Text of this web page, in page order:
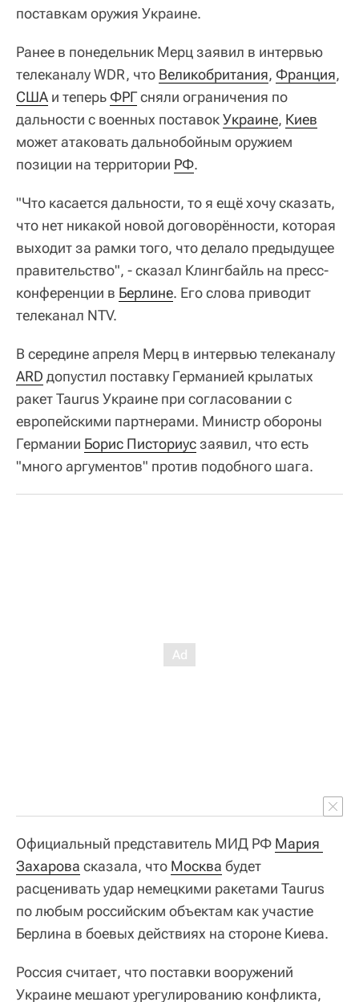
поставкам оружия Украине.
Ранее в понедельник Мерц заявил в интервью
телеканалу WDR, что Великобритания, Франция,
США и теперь ФРГсняли ограничения по
дальности с военных поставокУкраине, Киев
может атаковать дальнобойным оружием
позиции на территории РФ.
"Что касается дальности, то я ещё хочу сказать,
что нет никакой новой договорённости, которая
выходит за рамки того, что делало предыдущее
правительство", - сказал Клингбайль на пресс-
конференции в Берлине. Его слова приводит
телеканал NTV.
В середине апреля Мерц в интервью телеканалу
ARD допустил поставку Германией крылатых
ракет Taurus Украине при согласовании с
европейскими партнерами. Министр обороны
Германии Борис Писториусзаявил, что есть
"много аргументов" против подобного шага.
Официальный представитель МИД РФ Мария
Захарова сказала, что Москва будет
расценивать удар немецкими ракетами Taurus
по любым российским объектам как участие
Берлина в боевых действиях на стороне Киева.
Россия считает, что поставки вооружений
Украине мешают урегулированию конфликта,